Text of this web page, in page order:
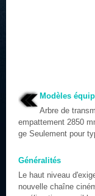
Modèles
Arbre de
empattement 2850
ge Seulement pour
Généralités
Le haut niveau
nouvelle chaîne